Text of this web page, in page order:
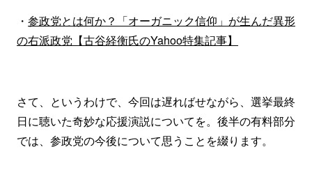
・ 参政党とは何か？「オーガニック信仰」が生んだ異形
の右派政党【古谷経衡氏のYahoo特集記事】
さて、というわけで、今回は遅ればせながら、選挙最終
日に聴いた奇妙な応援演説についてを。後半の有料部分
では、参政党の今後について思うことを綴ります。